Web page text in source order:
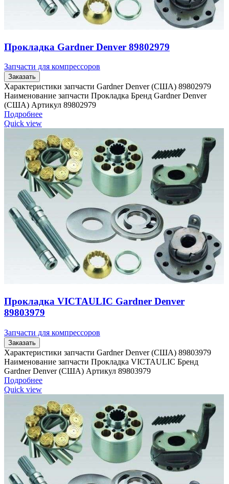
Прокладка Gardner Denver 89802979
Запчасти для компрессоров
Заказать
Характеристики запчасти Gardner Denver (США) 89802979
Наименование запчасти Прокладка Бренд Gardner Denver
(США) Артикул 89802979
Подробнее
Quick view
Прокладка VICTAULIC Gardner Denver
89803979
Запчасти для компрессоров
Заказать
Характеристики запчасти Gardner Denver (США) 89803979
Наименование запчасти Прокладка VICTAULIC Бренд
Gardner Denver (США) Артикул 89803979
Подробнее
Quick view